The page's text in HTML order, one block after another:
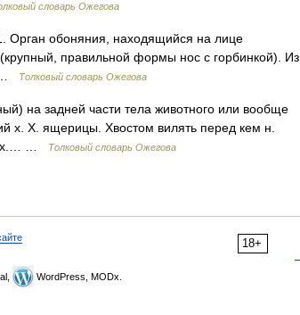
словарь Ожегова
обоняния, находящийся на лице
правильной формы нос с горбинкой). Из
…
Толковый словарь Ожегова
на задней части тела животного или вообще
х. Х. ящерицы. Хвостом вилять перед кем н.
х.… …
Толковый словарь Ожегова
18+
WordPress, MODx.